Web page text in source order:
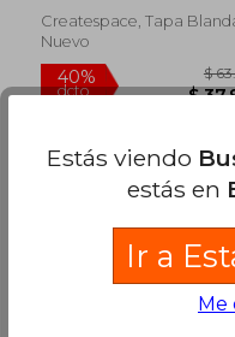
Createspace, Tapa
Nuevo
Estás viendo
estás en
Ir a
Me